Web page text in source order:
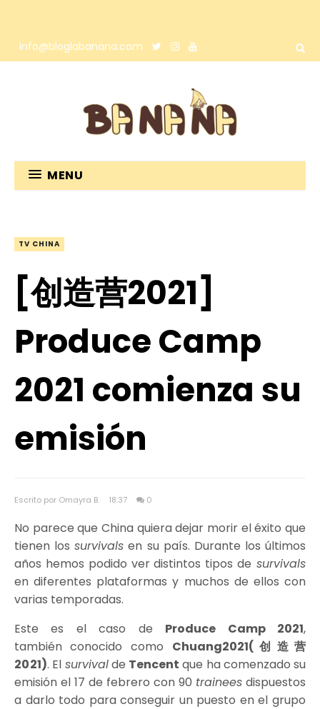
info@bloglabanana.com
MENU
TV CHINA
[创造营2021]
Produce Camp
2021 comienza su
emisión
Escrito por Omayra B. 18:37 0
No parece que China quiera dejar morir el éxito que
tienen lossurvivals en su país. Durante los últimos
años hemos podido ver distintos tipos de survivals
en diferentes plataformas y muchos de ellos con
varias temporadas.
Este es el caso de Produce Camp 2021,
también conocido como Chuang2021( 创造营
2021). El survivalde Tencent que ha comenzado su
emisión el 17 de febrero con 90 trainees dispuestos
a darlo todo para conseguir un puesto en el grupo